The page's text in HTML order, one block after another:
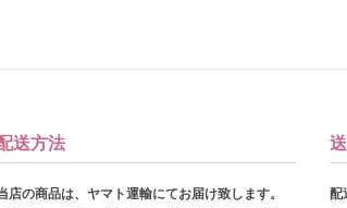
送方法
店の商品は、ヤマト運輸にてお届け致します。
配